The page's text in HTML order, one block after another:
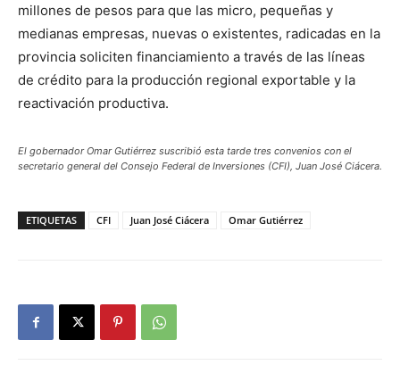
millones de pesos para que las micro, pequeñas y
medianas empresas, nuevas o existentes, radicadas en la
provincia soliciten financiamiento a través de las líneas
de crédito para la producción regional exportable y la
reactivación productiva.
El gobernador Omar Gutiérrez suscribió esta tarde tres convenios con el
secretario general del Consejo Federal de Inversiones (CFI), Juan José Ciácera.
ETIQUETAS CFI Juan José Ciácera Omar Gutiérrez